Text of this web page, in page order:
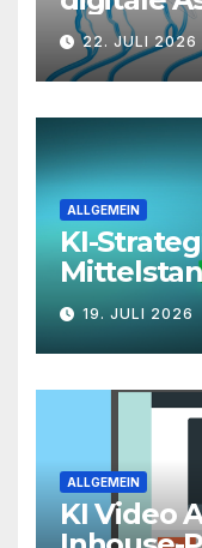
ein
22. JULI 2026
ALLGEMEIN
KI-
richtige
19. JULI 2026
ALLGEMEIN
KI Video